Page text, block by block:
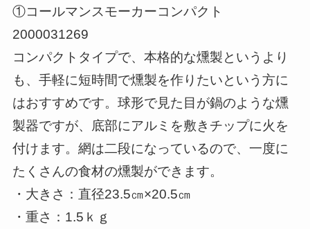
①コールマンスモーカーコンパクト
2000031269
コンパクトタイプで、本格的な燻製というより
も、手軽に短時間で燻製を作りたいという方に
はおすすめです。球形で見た目が鍋のような燻
製器ですが、底部にアルミを敷きチップに火を
付けます。網は二段になっているので、一度に
たくさんの食材の燻製ができます。
・大きさ：直径23.5㎝×20.5㎝
・重さ：1.5ｋｇ